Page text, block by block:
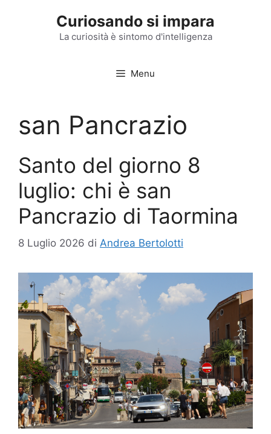
Curiosando si impara
La curiosità è sintomo d'intelligenza
Menu
san Pancrazio
Santo del giorno 8
luglio: chi è san
Pancrazio di Taormina
8 Luglio 2026 di Andrea Bertolotti